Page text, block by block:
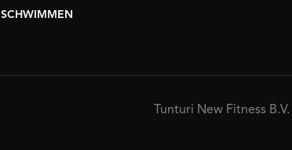
SCHWIMMEN
Tunturi New Fitness B.V.